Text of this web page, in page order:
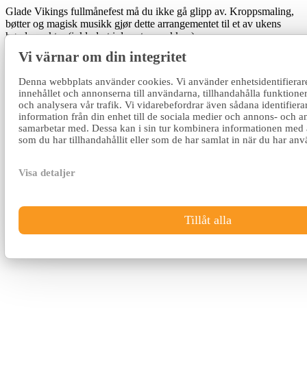
Vi värnar om din integritet
Denna webbplats använder cookies. Vi använder
innehållet och annonserna till användarna, tillhandahålla
och analysera vår trafik. Vi vidarebefordrar även sådana
information från din enhet till de sociala medier och annons- och
samarbetar med. Dessa kan i sin tur kombinera informationen
som du har tillhandahållit eller som de har samlat in när du har
Visa detaljer
Tillåt alla
Glade Vikings fullmånefest må du ikke gå glipp av. Kroppsmaling,
bøtter og magisk musikk gjør dette arrangementet til et av ukens
høydepunkter (inkludert i den store pakken).
Bassengfesten er et av Nordic Invasions mest populære